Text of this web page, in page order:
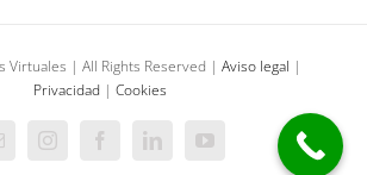
Virtuales | All Rights Reserved | Aviso legal |
Privacidad | Cookies
InstagramFacebookLinkedInYouTube